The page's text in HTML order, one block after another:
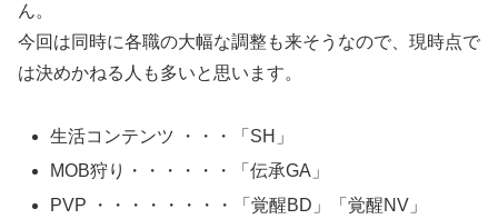
ん。
今回は同時に各職の大幅な調整も来そうなので、現時点で
は決めかねる人も多いと思います。
生活コンテンツ ・・・「SH」
MOB狩り・・・・・・「伝承GA」
PVP ・・・・・・・・「覚醒BD」「覚醒NV」